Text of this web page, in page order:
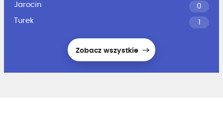
Jarocin
0
Turek
1
Zobacz wszystkie